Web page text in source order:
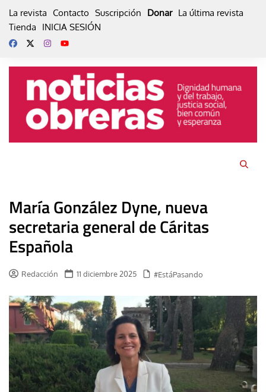
La revista Contacto Suscripción Donar La última revista
Tienda
INICIA SESIÓN
María González Dyne, nueva
secretaria general de Cáritas
Española
Redacción 11 diciembre 2025 #EstáPasando